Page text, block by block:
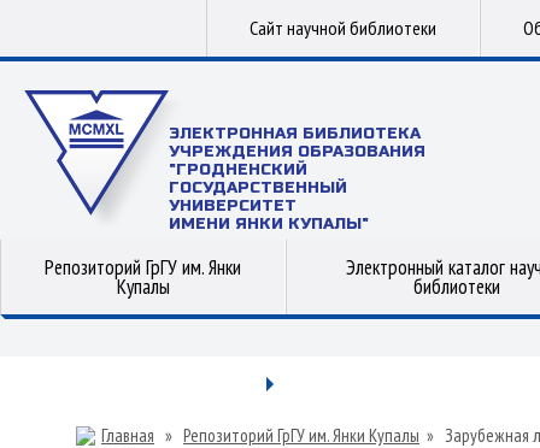
Сайт научной библиотеки
ЭЛЕКТРОННАЯ БИБЛИОТЕКА
УЧРЕЖДЕНИЯ ОБРАЗОВАНИЯ
"ГРОДНЕНСКИЙ
ГОСУДАРСТВЕННЫЙ
УНИВЕРСИТЕТ
ИМЕНИ ЯНКИ КУПАЛЫ"
Репозиторий ГрГУ им. Янки
Купалы
Электронный каталог
библиотеки
Главная » Репозиторий ГрГУ им. Янки Купалы » Зарубежная